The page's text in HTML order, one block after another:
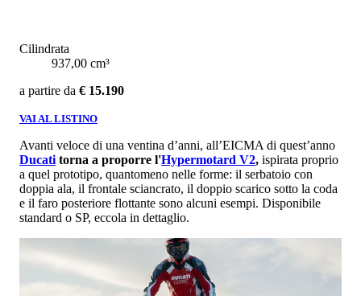
Cilindrata
937,00 cm³
a partire da € 15.190
VAI AL LISTINO
Avanti veloce di una ventina d’anni, all’EICMA di quest’anno
Ducati torna a proporre l'Hypermotard V2, ispirata proprio
a quel prototipo, quantomeno nelle forme: il serbatoio con
doppia ala, il frontale sciancrato, il doppio scarico sotto la coda
e il faro posteriore flottante sono alcuni esempi. Disponibile
standard o SP, eccola in dettaglio.